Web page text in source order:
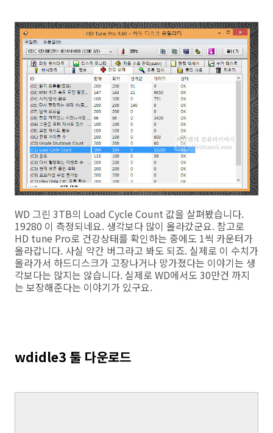
WD 그린 3TB의 Load Cycle Count 값을 살펴봤습니다.
19280 이 측정되네요. 생각보다 많이 올라갔군요. 참고로
HD tune Pro로 건강상태를 확인하는 중에도 1씩 카운터가
올라갑니다. 사실 약간 버그라고 봐도 되죠. 실제로 이 수치가
올라가서 하드디스크가 고장나거나 망가졌다는 이야기는 생
각보다는 많지는 않습니다. 실제로 WD에서도 30만건 까지
는 보장해준다는 이야기가 있구요.
wdidle3 툴 다운로드